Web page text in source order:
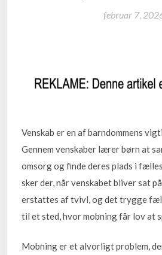
februar 7,
Venskab er en af barndommens
Gennem venskaber lærer børn at
omsorg og finde deres plads i
sker der, når venskabet bliver sat
erstattes af tvivl, og det trygge
til et sted, hvor mobning får lov at
Mobning er et alvorligt problem,